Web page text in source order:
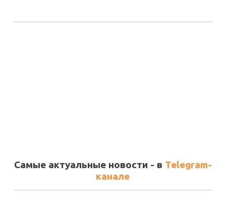
Самые актуальные новости - в Telegram-
канале